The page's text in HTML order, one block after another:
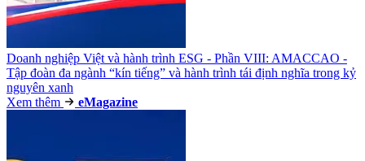
Doanh nghiệp Việt và hành trình ESG - Phần VIII: AMACCAO -
Tập đoàn đa ngành “kín tiếng” và hành trình tái định nghĩa trong kỷ
nguyên xanh
Xem thêm
eMagazine